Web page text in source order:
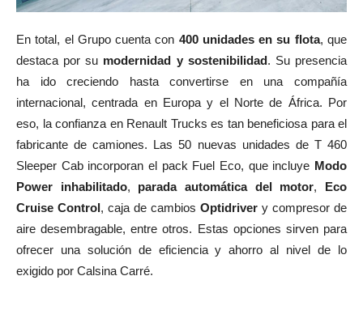
En total, el Grupo cuenta con 400 unidades en su flota, que
destaca por su modernidad y sostenibilidad. Su presencia
ha ido creciendo hasta convertirse en una compañía
internacional, centrada en Europa y el Norte de África. Por
eso, la confianza en Renault Trucks es tan beneficiosa para el
fabricante de camiones. Las 50 nuevas unidades de T 460
Sleeper Cab incorporan el pack Fuel Eco, que incluye Modo
Power inhabilitado, parada automática del motor, Eco
Cruise Control, caja de cambios Optidriver y compresor de
aire desembragable, entre otros. Estas opciones sirven para
ofrecer una solución de eficiencia y ahorro al nivel de lo
exigido por Calsina Carré.